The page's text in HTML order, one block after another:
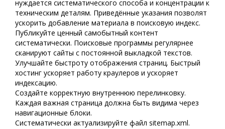
нуждается систематического способа и концентрации к
техническим деталям. Приведённые указания позволят
ускорить добавление материала в поисковую индекс.
Публикуйте ценный самобытный контент
систематически. Поисковые программы регулярнее
сканируют сайты с постоянной выкладкой текстов.
Улучшайте быстроту отображения страниц. Быстрый
хостинг ускоряет работу краулеров и ускоряет
индексацию.
Создайте корректную внутреннюю перелинковку.
Каждая важная страница должна быть видима через
навигационные блоки.
Систематически актуализируйте файл sitemap.xml.